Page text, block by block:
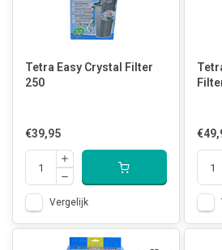
Tetra Easy Crystal Filter
250
€39,95
Vergelijk